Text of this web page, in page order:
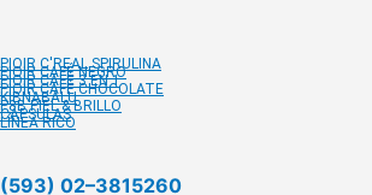
PIOIR C'REAL SPIRULINA
PIOIR CAFÉ NEGRO
PIOIR CAFÉ 3 EN 1
PIOIR CAFÉ CHOCOLATE
KIBNABALU
P8B PIEL & BRILLO
CÁPSULAS
LÍNEA RICO
(593) 02–3815260